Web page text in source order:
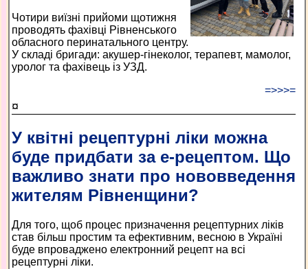
Чотири виїзні прийоми щотижня
проводять фахівці Рівненського
обласного перинатального центру.
У складі бригади: акушер-гінеколог, терапевт, мамолог,
уролог та фахівець із УЗД.
=>>>=
¤
У квітні рецептурні ліки можна
буде придбати за е-рецептом. Що
важливо знати про нововведення
жителям Рівненщини?
Для того, щоб процес призначення рецептурних ліків
став більш простим та ефективним, весною в Україні
буде впроваджено електронний рецепт на всі
рецептурні ліки.